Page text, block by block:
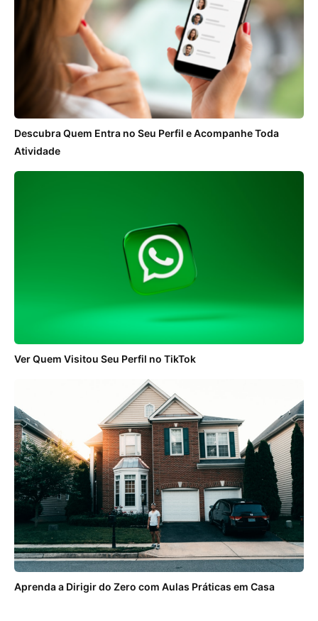
Descubra Quem Entra no Seu Perfil e Acompanhe Toda
Atividade
Ver Quem Visitou Seu Perfil no TikTok
Aprenda a Dirigir do Zero com Aulas Práticas em Casa